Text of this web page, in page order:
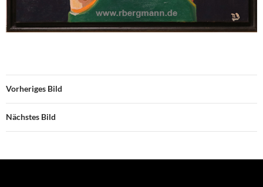
Vorheriges Bild
Nächstes Bild